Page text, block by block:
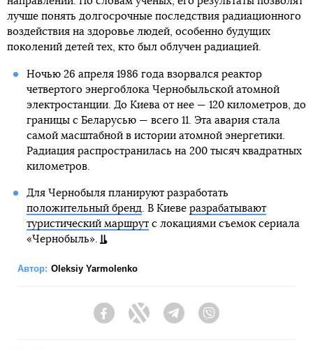
лучше понять долгосрочные последствия радиационного
воздействия на здоровье людей, особенно будущих
поколений детей тех, кто был облучен радиацией.
Ночью 26 апреля 1986 года взорвался реактор
четвертого энергоблока Чернобыльской атомной
электростанции. До Киева от нее — 120 километров, до
границы с Беларусью — всего 11. Эта авария стала
самой масштабной в истории атомной энергетики.
Радиация распространилась на 200 тысяч квадратных
километров.
Для Чернобыля планируют разработать
положительный бренд . В Киеве разрабатывают
туристический маршрутс локациями съемок сериала
«Чернобыль».
Автор: Oleksiy Yarmolenko
FacebookTwitter Telegram